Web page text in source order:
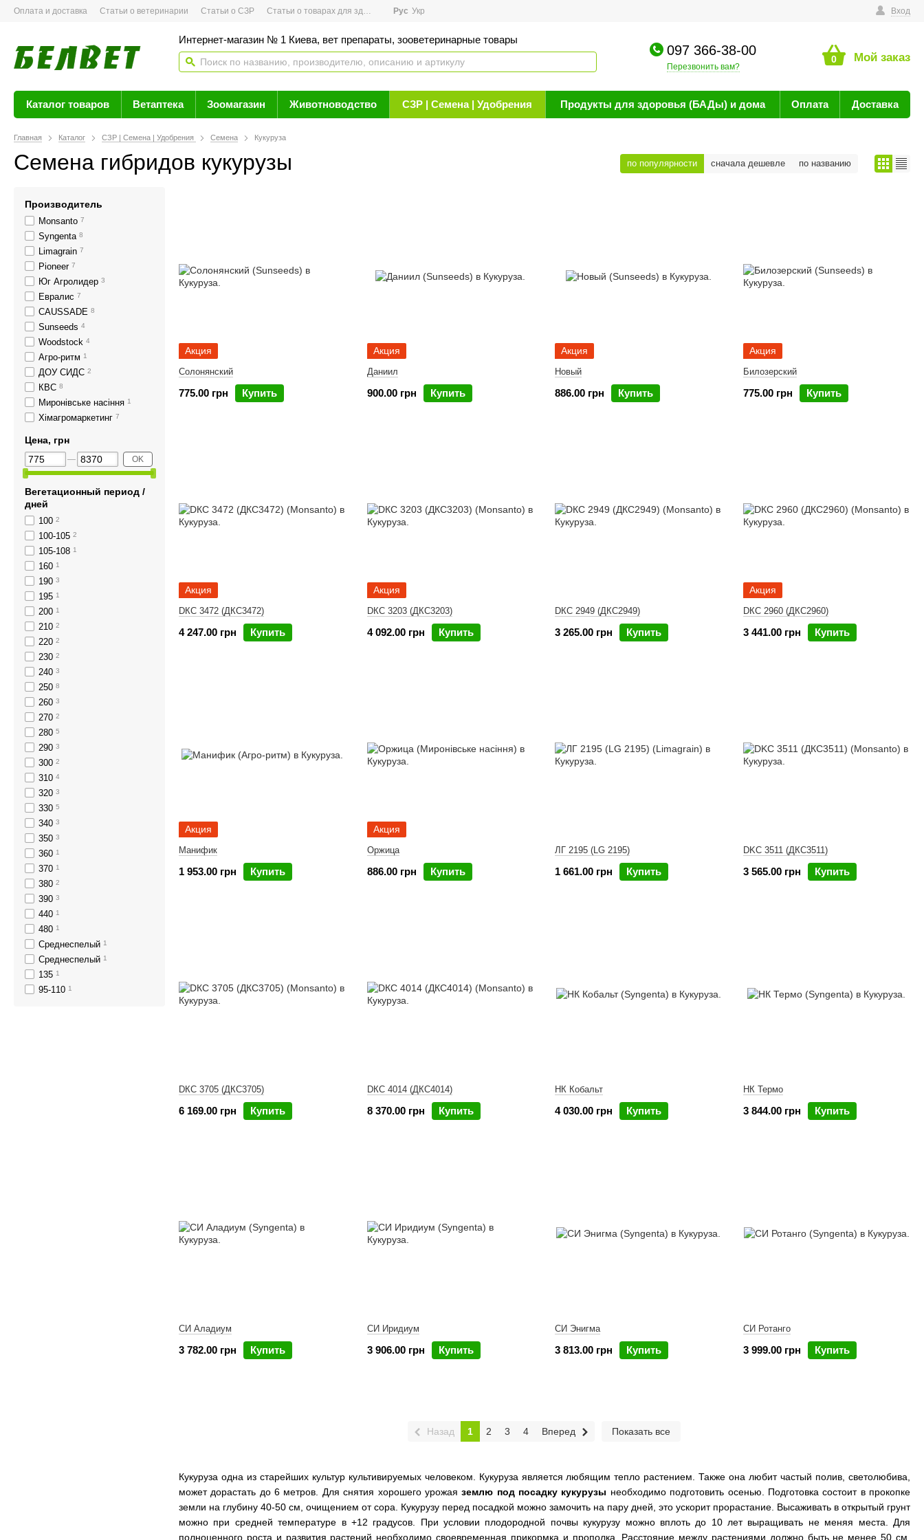
Оплата и доставка Статьи о ветеринарии Статьи о СЗР Статьи о товарах для здоровья Новости Вход
Рус Укр
Интернет-магазин № 1 Киева, вет препараты, зооветеринарные товары
097 366-38-00
Перезвонить вам?
0 Мой заказ
Каталог товаров Ветаптека Зоомагазин Животноводство СЗР | Семена | Удобрения Продукты для здоровья (БАДы) и дома Оплата Доставка
Главная Каталог СЗР | Семена | Удобрения Семена Кукуруза
Семена гибридов кукурузы
Кукуруза одна из старейших культур культивируемых человеком. Кукуруза является любящим тепло растением. Также она любит частый полив, светолюбива,
может дорастать до 6 метров. Для снятия хорошего урожаяземлю под посадку кукурузы необходимо подготовить осенью. Подготовка состоит в прокопке
земли на глубину 40-50 см, очищением от сора. Кукурузу перед посадкой можно замочить на пару дней, это ускорит прорастание. Высаживать в открытый грунт
можно при средней температуре в +12 градусов. При условии плодородной почвы кукурузу можно вплоть до 10 лет выращивать не меняя места. Для
полноценного роста и развития растений необходимо своевременная прикормка и прополка. Расстояние между растениями должно быть не менее 50 см,
по популярности сначала дешевле по названию
Акция
Солонянский
775.00 грн Купить
Акция
Даниил
900.00 грн Купить
Акция
Новый
886.00 грн Купить
Акция
Билозерский
775.00 грн Купить
Акция
DКС 3472 (ДКC3472)
4 247.00 грн Купить
Акция
DКС 3203 (ДКС3203)
4 092.00 грн Купить
DКС 2949 (ДКС2949)
3 265.00 грн Купить
Акция
DКС 2960 (ДКС2960)
3 441.00 грн Купить
Акция
Манифик
1 953.00 грн Купить
Акция
Оржица
886.00 грн Купить
ЛГ 2195 (LG 2195)
1 661.00 грн Купить
DKC 3511 (ДКС3511)
3 565.00 грн Купить
DКС 3705 (ДКС3705)
6 169.00 грн Купить
DКС 4014 (ДКС4014)
8 370.00 грн Купить
НК Кобальт
4 030.00 грн Купить
НК Термо
3 844.00 грн Купить
СИ Аладиум
3 782.00 грн Купить
СИ Иридиум
3 906.00 грн Купить
СИ Энигма
3 813.00 грн Купить
СИ Ротанго
3 999.00 грн Купить
Назад 1 2 3 4 Вперед Показать все
Производитель
Monsanto 7
Syngenta 8
Limagrain 7
Pioneer 7
Юг Агролидер 3
Евралис 7
СAUSSADE 8
Sunseeds 4
Woodstock 4
Агро-ритм 1
ДОУ СИДС 2
КВС 8
Миронівське насіння 1
Хімагромаркетинг 7
Цена, грн
OK
Вегетационный период /
дней
100 2
100-105 2
105-108 1
160 1
190 3
195 1
200 1
210 2
220 2
230 2
240 3
250 8
260 3
270 2
280 5
290 3
300 2
310 4
320 3
330 5
340 3
350 3
360 1
370 1
380 2
390 3
440 1
480 1
Cреднеспелый 1
Среднеспелый 1
135 1
95-110 1